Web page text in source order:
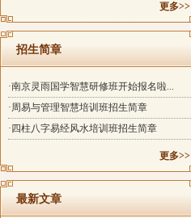
更多>>
招生简章
·南京灵雨国学智慧研修班开始报名啦...
·周易与管理智慧培训班招生简章
·四柱八字易经风水培训班招生简章
更多>>
最新文章